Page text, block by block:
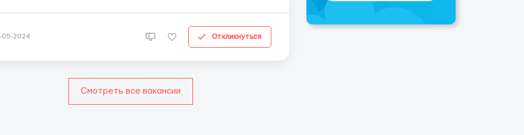
инициативно! Мы не ищем человека, которы...
05-2024 Откликнуться
Смотреть все вакансии